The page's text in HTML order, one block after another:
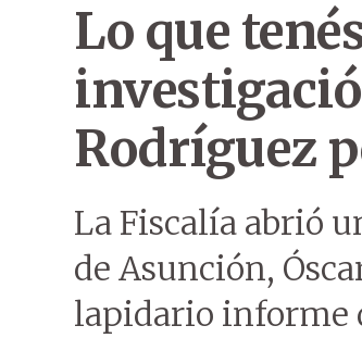
Lo que
Rodríguez
La Fiscalía abrió
de Asunción,
lapidario informe